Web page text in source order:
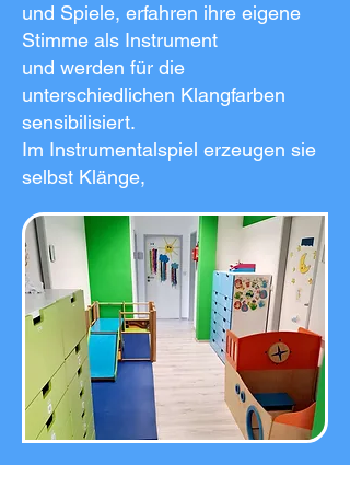
und Spiele, erfahren ihre eigene
Stimme als Instrument
und werden für die
unterschiedlichen Klangfarben
sensibilisiert.
Im Instrumentalspiel erzeugen sie
selbst Klänge,